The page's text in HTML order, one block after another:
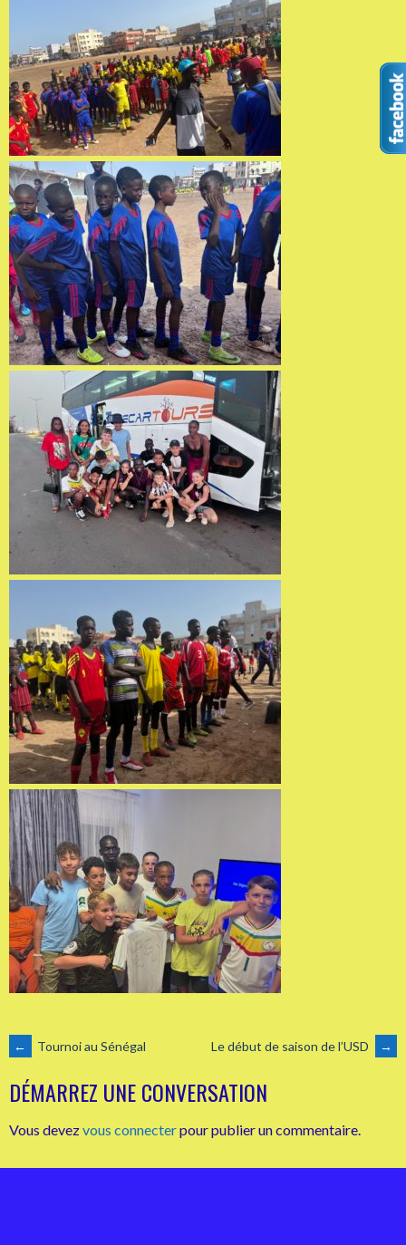
NAVIGATION
DES
ARTICLES
← Tournoi au Sénégal Le début de saison de l’USD →
DÉMARREZ UNE CONVERSATION
Vous devezvous connecterpour publier un commentaire.